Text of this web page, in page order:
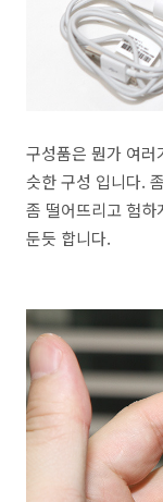
구성품은 뭔가 여러
슷한 구성 입니다.
좀 떨어뜨리고 험하
둔듯 합니다.